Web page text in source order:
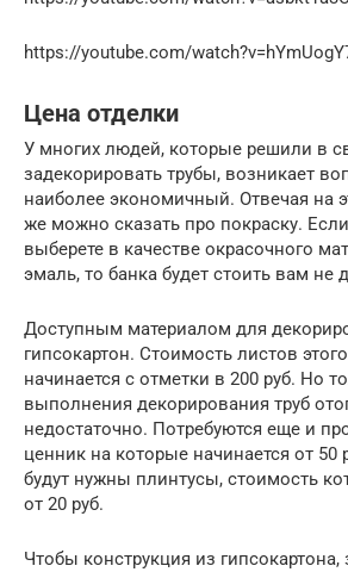
https://youtube.com/
Цена отделки
У многих людей, которые решили в
задекорировать трубы, возникает
наиболее экономичный. Отвечая на
же можно сказать про покраску.
выберете в качестве окрасочного
эмаль, то банка будет стоить вам не
Доступным материалом для
гипсокартон. Стоимость листов
начинается с отметки в 200 руб. Но
выполнения декорирования труб
недостаточно. Потребуются еще и
ценник на которые начинается от 50
будут нужны плинтусы, стоимость
от 20 руб.
Чтобы конструкция из